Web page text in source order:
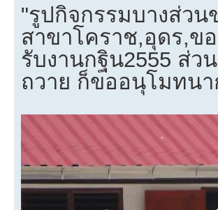
"รูปกิจกรรมบางส่ว
สาขาโคราช,อุดร,ข
รับงานกฐิน2555 ส่
ถวาย ก็ขออนุโมทน